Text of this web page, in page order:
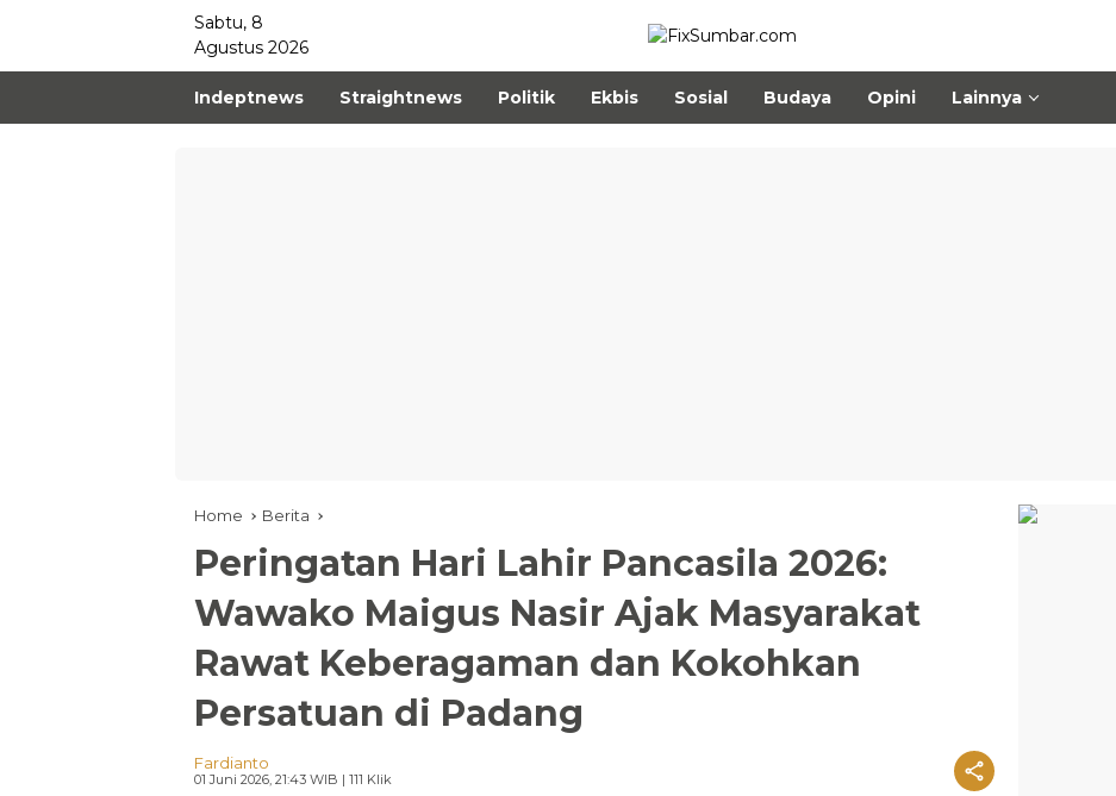
Sabtu, 8
Agustus 2026
Indeptnews Straightnews Politik Ekbis Sosial Budaya Opini Lainnya
Home Berita
Peringatan Hari Lahir Pancasila 2026:
Wawako Maigus Nasir Ajak Masyarakat
Rawat Keberagaman dan Kokohkan
Persatuan di Padang
Fardianto
01 Juni 2026, 21:43 WIB | 111 Klik